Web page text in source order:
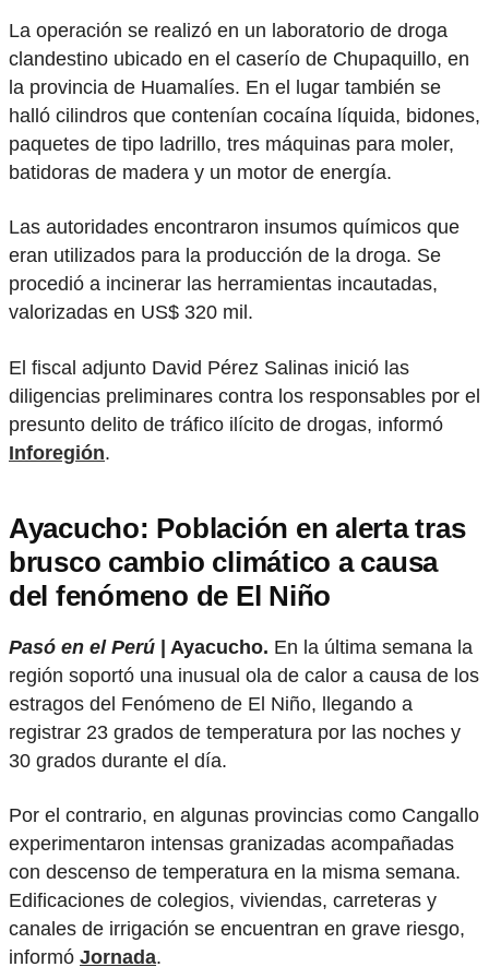
La operación se realizó en un laboratorio de droga
clandestino ubicado en el caserío de Chupaquillo, en
la provincia de Huamalíes. En el lugar también se
halló cilindros que contenían cocaína líquida, bidones,
paquetes de tipo ladrillo, tres máquinas para moler,
batidoras de madera y un motor de energía.
Las autoridades encontraron insumos químicos que
eran utilizados para la producción de la droga. Se
procedió a incinerar las herramientas incautadas,
valorizadas en US$ 320 mil.
El fiscal adjunto David Pérez Salinas inició las
diligencias preliminares contra los responsables por el
presunto delito de tráfico ilícito de drogas, informó
Inforegión.
Ayacucho: Población en alerta tras
brusco cambio climático a causa
del fenómeno de El Niño
Pasó en el Perú | Ayacucho. En la última semana la
región soportó una inusual ola de calor a causa de los
estragos del Fenómeno de El Niño, llegando a
registrar 23 grados de temperatura por las noches y
30 grados durante el día.
Por el contrario, en algunas provincias como Cangallo
experimentaron intensas granizadas acompañadas
con descenso de temperatura en la misma semana.
Edificaciones de colegios, viviendas, carreteras y
canales de irrigación se encuentran en grave riesgo,
informó Jornada.